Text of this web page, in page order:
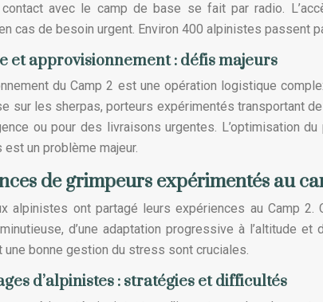
avec le camp de base se fait par radio.
cas de besoin urgent. Environ 400 alpinistes passent
et approvisionnement : défis majeurs
du Camp 2 est une opération logistique
sur les sherpas, porteurs expérimentés transportant
ou pour des livraisons urgentes. L’optimisation
un problème majeur.
de grimpeurs expérimentés au
alpinistes ont partagé leurs expériences au Camp 2.
d’une adaptation progressive à l’altitude
une bonne gestion du stress sont cruciales.
d’alpinistes : stratégies et difficultés